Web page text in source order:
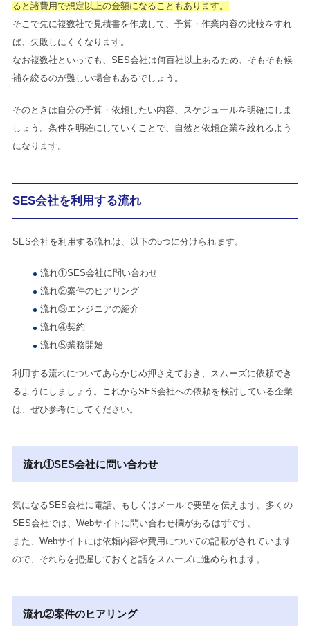
ると諸費用で想定以上の金額になることもあります。
そこで先に複数社で見積書を作成して、予算・作業内容の比較をすれ
ば、失敗しにくくなります。
なお複数社といっても、SES会社は何百社以上あるため、そもそも候
補を絞るのが難しい場合もあるでしょう。
そのときは自分の予算・依頼したい内容、スケジュールを明確にしま
しょう。条件を明確にしていくことで、自然と依頼企業を絞れるよう
になります。
SES会社を利用する流れ
SES会社を利用する流れは、以下の5つに分けられます。
流れ①SES会社に問い合わせ
流れ②案件のヒアリング
流れ③エンジニアの紹介
流れ④契約
流れ⑤業務開始
利用する流れについてあらかじめ押さえておき、スムーズに依頼でき
るようにしましょう。これからSES会社への依頼を検討している企業
は、ぜひ参考にしてください。
流れ①SES会社に問い合わせ
気になるSES会社に電話、もしくはメールで要望を伝えます。多くの
SES会社では、Webサイトに問い合わせ欄があるはずです。
また、Webサイトには依頼内容や費用についての記載がされています
ので、それらを把握しておくと話をスムーズに進められます。
流れ②案件のヒアリング